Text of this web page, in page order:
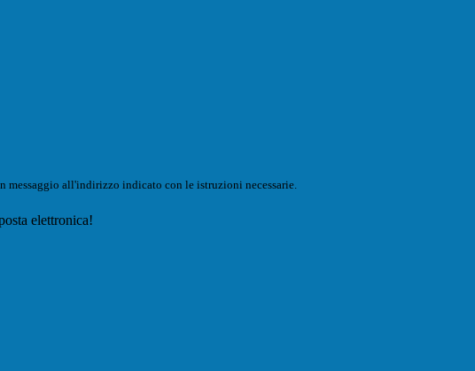
messaggio all'indirizzo indicato con le istruzioni necessarie.
elettronica!